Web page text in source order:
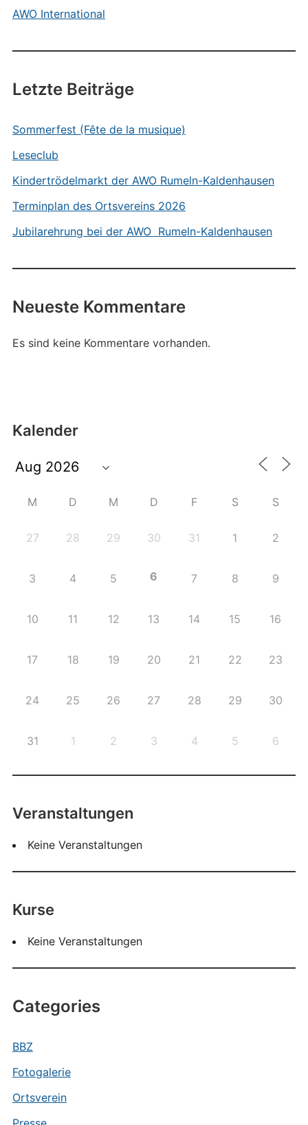
AWO International
Letzte Beiträge
Sommerfest (Fête de la musique)
Leseclub
Kindertrödelmarkt der AWO Rumeln-Kaldenhausen
Terminplan des Ortsvereins 2026
Jubilarehrung bei der AWO Rumeln-Kaldenhausen
Neueste Kommentare
Es sind keine Kommentare vorhanden.
Kalender
M D M D F S S
27 28 29 30 31 1 2
3 4 5 6 7 8 9
10 11 12 13 14 15 16
17 18 19 20 21 22 23
24 25 26 27 28 29 30
31 1 2 3 4 5 6
Veranstaltungen
Keine Veranstaltungen
Kurse
Keine Veranstaltungen
Categories
BBZ
Fotogalerie
Ortsverein